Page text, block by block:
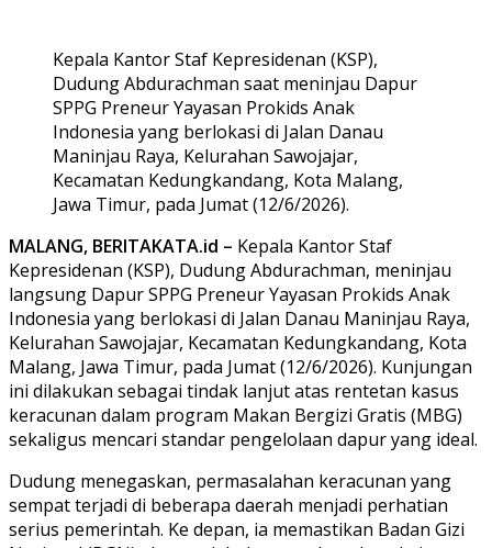
Kepala Kantor Staf Kepresidenan (KSP),
Dudung Abdurachman saat meninjau Dapur
SPPG Preneur Yayasan Prokids Anak
Indonesia yang berlokasi di Jalan Danau
Maninjau Raya, Kelurahan Sawojajar,
Kecamatan Kedungkandang, Kota Malang,
Jawa Timur, pada Jumat (12/6/2026).
MALANG, BERITAKATA.id – Kepala Kantor Staf
Kepresidenan (KSP), Dudung Abdurachman, meninjau
langsung Dapur SPPG Preneur Yayasan Prokids Anak
Indonesia yang berlokasi di Jalan Danau Maninjau Raya,
Kelurahan Sawojajar, Kecamatan Kedungkandang, Kota
Malang, Jawa Timur, pada Jumat (12/6/2026). Kunjungan
ini dilakukan sebagai tindak lanjut atas rentetan kasus
keracunan dalam program Makan Bergizi Gratis (MBG)
sekaligus mencari standar pengelolaan dapur yang ideal.
Dudung menegaskan, permasalahan keracunan yang
sempat terjadi di beberapa daerah menjadi perhatian
serius pemerintah. Ke depan, ia memastikan Badan Gizi